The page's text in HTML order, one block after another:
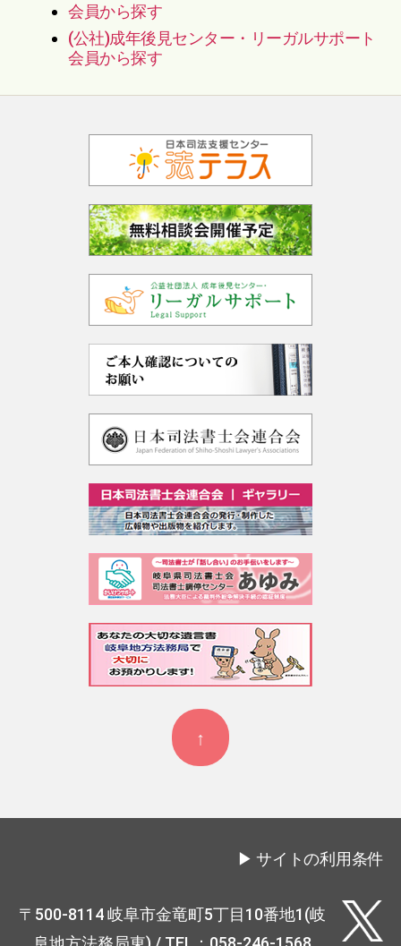
会員から探す
(公社)成年後見センター・リーガルサポート
会員から探す
↑
▶サイトの利用条件
〒500-8114 岐阜市金竜町5丁目10番地1(岐